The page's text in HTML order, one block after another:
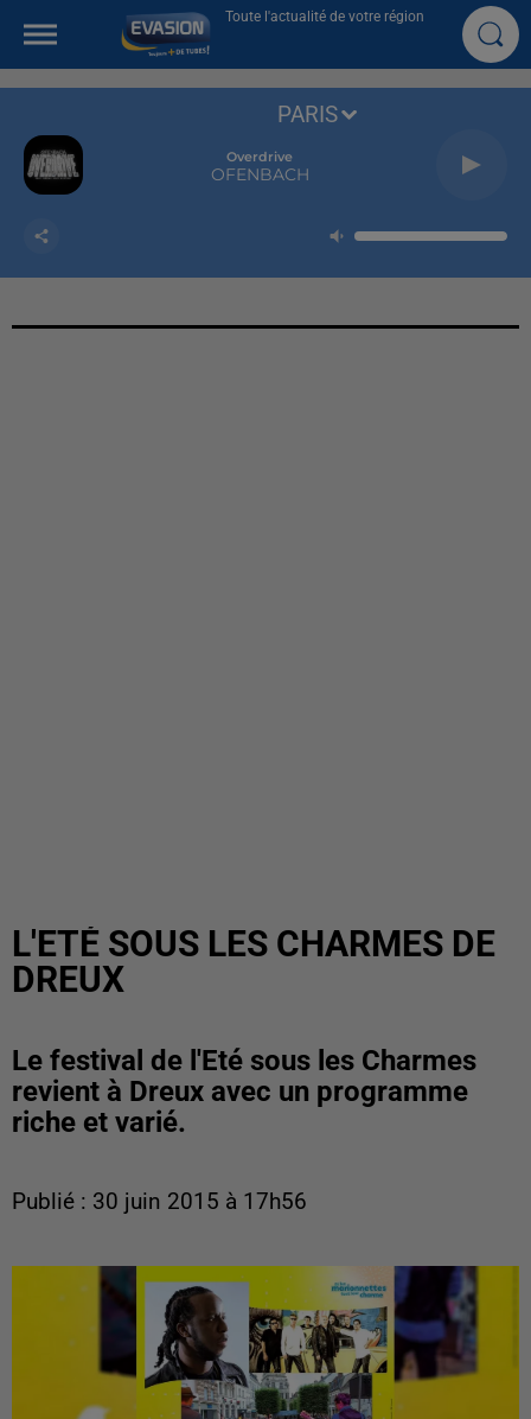
Toute l'actualité de votre région
Overdrive
OFENBACH
PARIS
L'ETÉ SOUS LES CHARMES DE
DREUX
Le festival de l'Eté sous les Charmes
revient à Dreux avec un programme
riche et varié.
Publié : 30 juin 2015 à 17h56